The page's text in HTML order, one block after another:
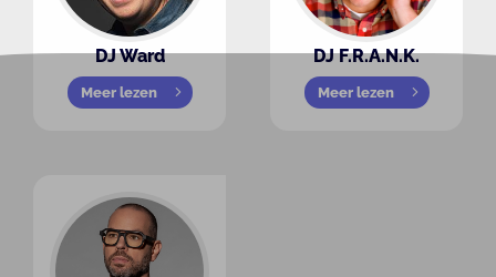
DJ Ward
Meer lezen
DJ F.R.A.N.K.
Meer lezen